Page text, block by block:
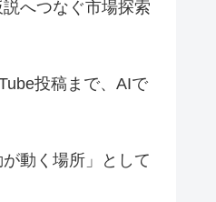
へつなぐ市場探索
投稿まで、AIで
動く場所」として